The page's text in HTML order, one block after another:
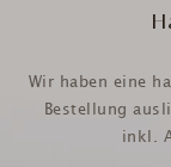
Wir haben eine
Bestellung
inkl.